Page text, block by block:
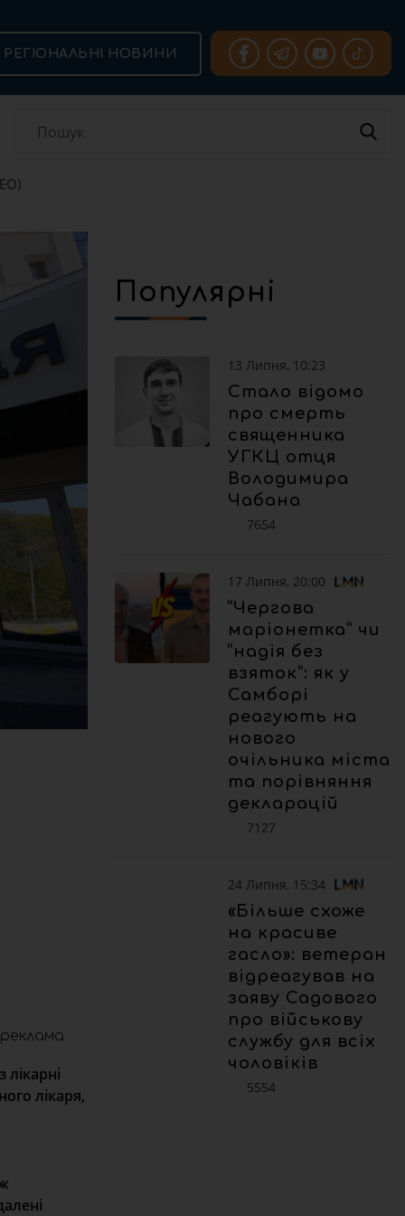
РЕГІОНАЛЬНІ НОВИНИ
реклама
лікаря,
Популярні
13 Липня, 10:23
Стало відомо
про смерть
священника
УГКЦ отця
Володимира
Чабана
7654
17 Липня, 20:00
“Чергова
маріонетка” чи
“надія без
взяток”: як у
Самборі
реагують на
нового
очільника міста
та порівняння
декларацій
7127
24 Липня, 15:34
«Більше схоже
на красиве
гасло»: ветеран
відреагував на
заяву Садового
про військову
службу для всіх
чоловіків
5554